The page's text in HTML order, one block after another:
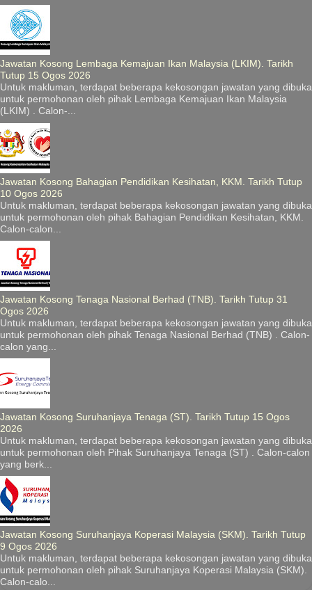
Jawatan Kosong Lembaga Kemajuan Ikan Malaysia (LKIM). Tarikh
Tutup 15 Ogos 2026
Untuk makluman, terdapat beberapa kekosongan jawatan yang dibuka
untuk permohonan oleh pihak Lembaga Kemajuan Ikan Malaysia
(LKIM) . Calon-...
Jawatan Kosong Bahagian Pendidikan Kesihatan, KKM. Tarikh Tutup
10 Ogos 2026
Untuk makluman, terdapat beberapa kekosongan jawatan yang dibuka
untuk permohonan oleh pihak Bahagian Pendidikan Kesihatan, KKM.
Calon-calon...
Jawatan Kosong Tenaga Nasional Berhad (TNB). Tarikh Tutup 31
Ogos 2026
Untuk makluman, terdapat beberapa kekosongan jawatan yang dibuka
untuk permohonan oleh pihak Tenaga Nasional Berhad (TNB) . Calon-
calon yang...
Jawatan Kosong Suruhanjaya Tenaga (ST). Tarikh Tutup 15 Ogos
2026
Untuk makluman, terdapat beberapa kekosongan jawatan yang dibuka
untuk permohonan oleh Pihak Suruhanjaya Tenaga (ST) . Calon-calon
yang berk...
Jawatan Kosong Suruhanjaya Koperasi Malaysia (SKM). Tarikh Tutup
9 Ogos 2026
Untuk makluman, terdapat beberapa kekosongan jawatan yang dibuka
untuk permohonan oleh pihak Suruhanjaya Koperasi Malaysia (SKM).
Calon-calo...